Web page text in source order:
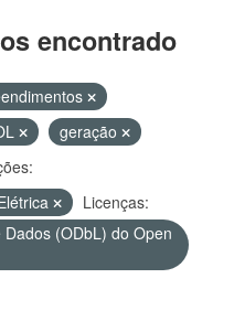
encontrado
geração
Licenças:
(ODbL) do Open